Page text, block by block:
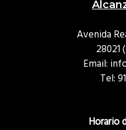
Avenida
28021
Email:
Tel:
Horario